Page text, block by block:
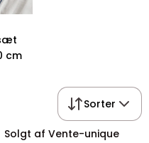
cm
Sorter
Solgt af Vente-unique